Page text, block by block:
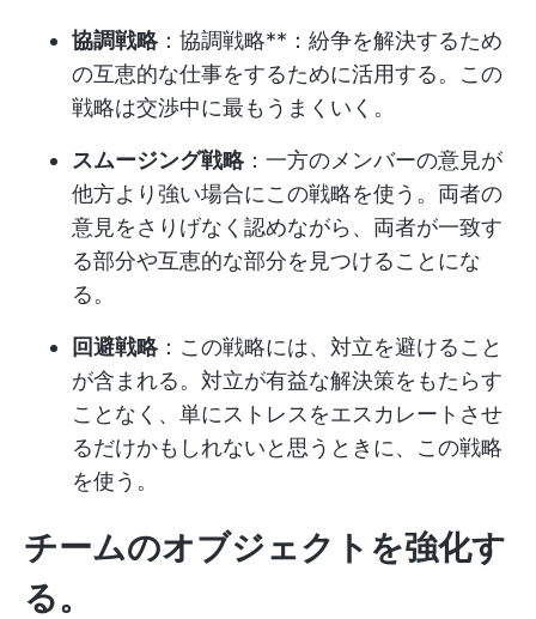
協調戦略 ：協調戦略**：紛争を解決するため
の互恵的な仕事をするために活用する。この
戦略は交渉中に最もうまくいく。
スムージング戦略 ：一方のメンバーの意見が
他方より強い場合にこの戦略を使う。両者の
意見をさりげなく認めながら、両者が一致す
る部分や互恵的な部分を見つけることにな
る。
回避戦略 ：この戦略には、対立を避けること
が含まれる。対立が有益な解決策をもたらす
ことなく、単にストレスをエスカレートさせ
るだけかもしれないと思うときに、この戦略
を使う。
チームのオブジェクトを強化す
る。